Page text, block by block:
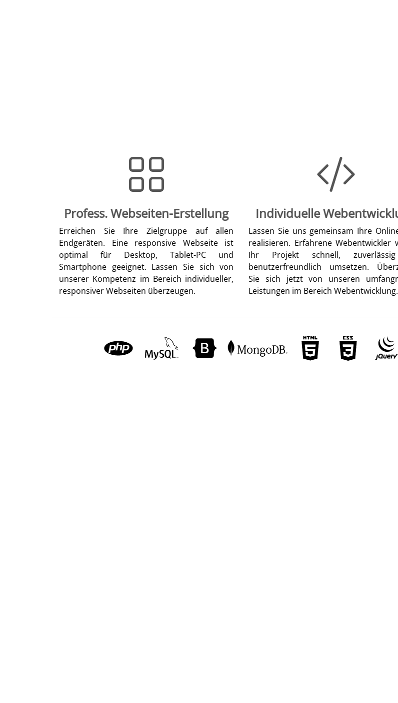
Profess. Webseiten-Erstellung
Erreichen Sie Ihre Zielgruppe auf allen
Endgeräten. Eine responsive Webseite ist
optimal für Desktop, Tablet-PC und
Smartphone geeignet. Lassen Sie sich von
unserer Kompetenz im Bereich individueller,
responsiver Webseiten überzeugen.
Individuelle
Lassen Sie uns gemeinsam Ihre
realisieren. Erfahrene Webentwickler
Ihr Projekt schnell,
benutzerfreundlich umsetzen.
Sie sich jetzt von unseren
Leistungen im Bereich Webentwicklung.